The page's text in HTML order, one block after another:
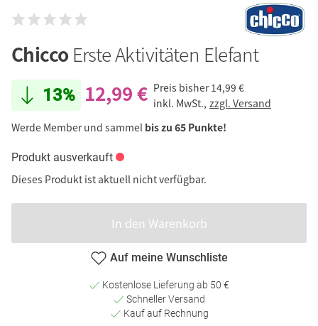
ChiccoErste Aktivitäten Elefant
13% 12,99 € Preis bisher 14,99 €
inkl. MwSt., zzgl. Versand
Werde Member und sammel bis zu 65 Punkte!
Produkt ausverkauft
Dieses Produkt ist aktuell nicht verfügbar.
In den Warenkorb
Auf meine Wunschliste
Kostenlose Lieferung ab 50 €
Schneller Versand
Kauf auf Rechnung